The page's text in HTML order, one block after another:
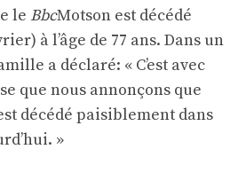
le BbcMotson est décédé
à l’âge de 77 ans. Dans un
a déclaré: « C’est avec
que nous annonçons que
décédé paisiblement dans
»